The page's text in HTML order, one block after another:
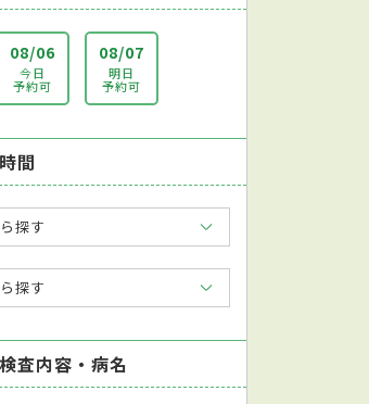
08/06
今日
予約可
08/07
明日
予約可
間
探す
探す
査内容・病名